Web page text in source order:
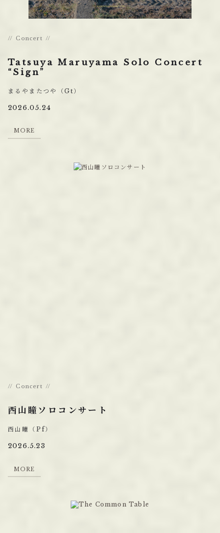
Concert
Tatsuya Maruyama Solo Concert
“Sign”
まるやまたつや（Gt）
2026.05.24
MORE
MORE
Concert
西山瞳ソロコンサート
西山瞳（Pf）
2026.5.23
MO R E
MORE